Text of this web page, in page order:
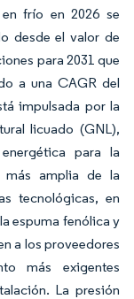
frío en 2026 se
desde el valor de
para 2031 que
a una CAGR del
impulsada por la
licuado (GNL),
para la
amplia de la
tecnológicas, en
espuma fenólica y
a los proveedores
más exigentes
La presión